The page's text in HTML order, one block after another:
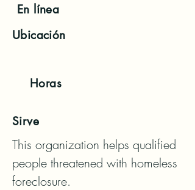
En línea
Ubicación
Horas
Sirve
This organization helps qualified
people threatened with homeless
foreclosure.